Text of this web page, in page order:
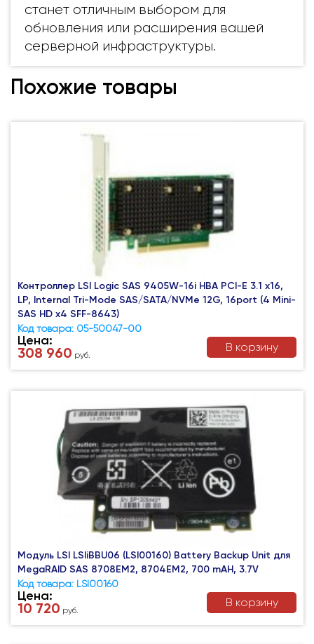
станет отличным выбором для
обновления или расширения вашей
серверной инфраструктуры.
Похожие товары
Контроллер LSI Logic SAS 9405W-16i HBA PCI-E 3.1 x16,
LP, Internal Tri-Mode SAS/SATA/NVMe 12G, 16port (4 Mini-
SAS HD x4 SFF-8643)
Код товара: 05-50047-00
Цена:
308 960 руб.
В корзину
Модуль LSI LSIiBBU06 (LSI00160) Battery Backup Unit для
MegaRAID SAS 8708EM2, 8704EM2, 700 mAH, 3.7V
Код товара: LSI00160
Цена:
10 720 руб.
В корзину